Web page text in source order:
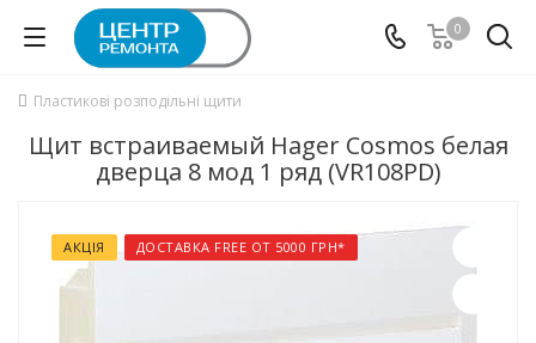
0
Пластикові розподільні щити
Щит встраиваемый Hager Cosmos белая
дверца 8 мод 1 ряд (VR108PD)
АКЦІЯ ДОСТАВКА FREE ОТ 5000 ГРН*